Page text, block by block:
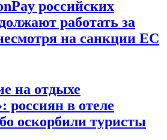
российских
работать за
на санкции ЕС
на отдыхе
россиян в отеле
оскорбили туристы